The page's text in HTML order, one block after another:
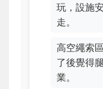
玩，設施
走。
高空繩索
了後覺得
業。